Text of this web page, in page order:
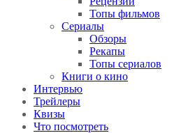
Топы фильмов
Сериалы
Обзоры
Рекапы
Топы сериалов
Книги о кино
Интервью
Трейлеры
Квизы
Что посмотреть